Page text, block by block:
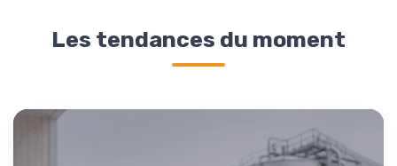
Les tendances du moment